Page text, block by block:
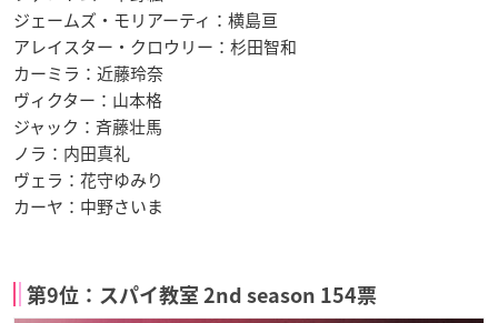
ジェームズ・モリアーティ：横島亘
アレイスター・クロウリー：杉田智和
カーミラ：近藤玲奈
ヴィクター：山本格
ジャック：斉藤壮馬
ノラ：内田真礼
ヴェラ：花守ゆみり
カーヤ：中野さいま
第9位：スパイ教室 2nd season 154票